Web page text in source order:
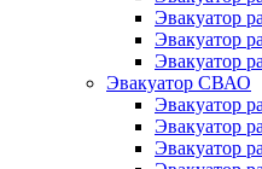
Эвакуатор
Эвакуатор
Эвакуатор
Эвакуатор СВАО
Эвакуатор
Эвакуатор
Эвакуатор